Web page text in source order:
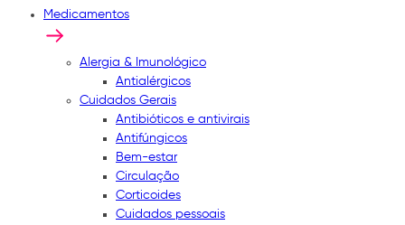
Medicamentos
Alergia & Imunológico
Antialérgicos
Cuidados Gerais
Antibióticos e antivirais
Antifúngicos
Bem-estar
Circulação
Corticoides
Cuidados pessoais